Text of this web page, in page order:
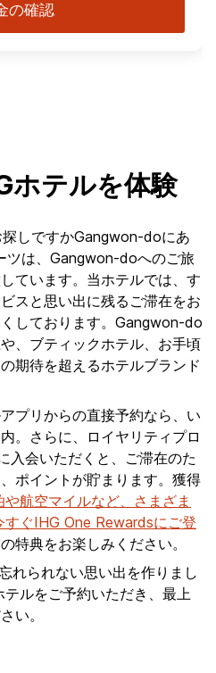
の確認
ホテルを体験
しですかGangwon-doにあ
ツは、Gangwon-doへのご旅
ています。当ホテルでは、す
スと思い出に残るご滞在をお
しております。Gangwon-do
、ブティックホテル、お手頃
期待を超えるホテルブランド
プリからの直接予約なら、い
。さらに、ロイヤリティプロ
入会いただくと、ご滞在のた
ポイントが貯まります。獲得
や航空マイルなど、さまざま
すぐIHG One Rewardsにご登
特典をお楽しみください。
れられない思い出を作りまし
ルをご予約いただき、最上
い。